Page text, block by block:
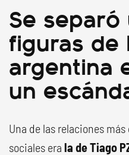
Se
figuras de
argentina
un
Una de las relaciones
sociales era la de Tiago